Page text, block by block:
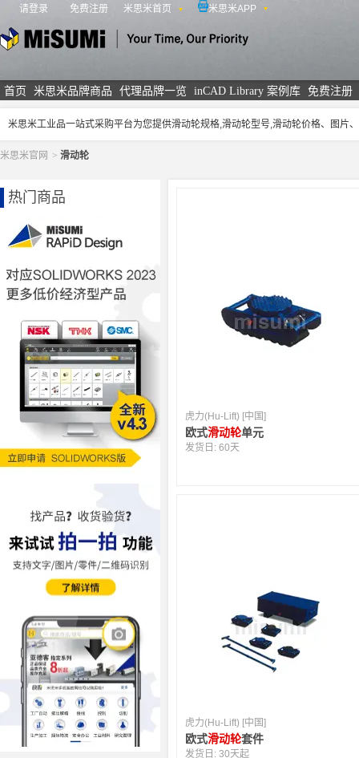
请登录 免费注册 米思米首页 米思米APP
首页 米思米品牌商品 代理品牌一览 inCAD Library 案例库 免费注册
米思米工业品一站式采购平台为您提供滑动轮规格,滑动轮型号,滑动轮价格、图
米思米官网 > 滑动轮
热门商品
虎力(Hu-Lift) [中国]
欧式滑动轮单元
发货日:60天
虎力(Hu-Lift) [中国]
欧式滑动轮套件
发货日:30天起